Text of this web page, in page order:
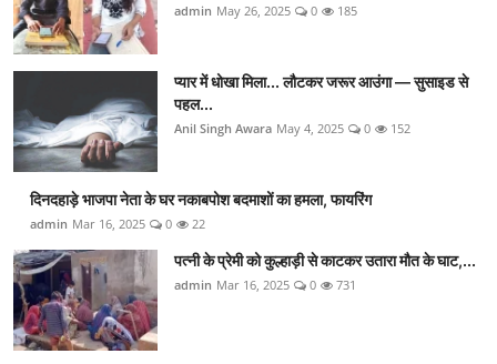
admin May 26, 2025 0 185
प्यार में धोखा मिला... लौटकर जरूर आउंगा — सुसाइड से
पहल...
Anil Singh Awara May 4, 2025 0 152
दिनदहाड़े भाजपा नेता के घर नकाबपोश बदमाशों का हमला, फायरिंग
admin Mar 16, 2025 0 22
पत्नी के प्रेमी को कुल्हाड़ी से काटकर उतारा मौत के घाट,...
admin Mar 16, 2025 0 731